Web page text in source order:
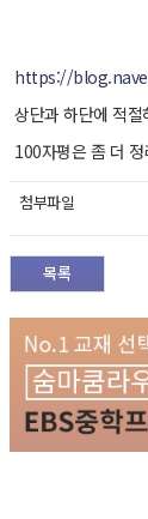
https://
상단과 하단에 적
100자평은 좀 더
첨부파일
목록